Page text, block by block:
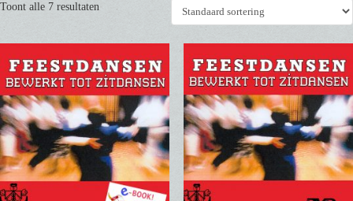
Toont alle 7 resultaten